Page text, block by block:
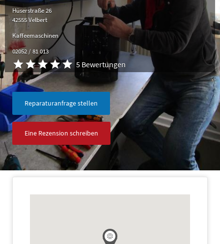
Hüserstraße 26
42555 Velbert
Kaffeemaschinen
02052 / 81 013
5 Bewertungen
Reparaturanfrage stellen
Eine Rezension schreiben